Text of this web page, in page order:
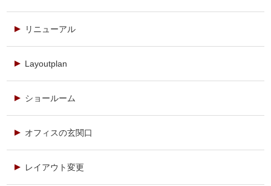
リニューアル
Layoutplan
ショールーム
オフィスの玄関口
レイアウト変更